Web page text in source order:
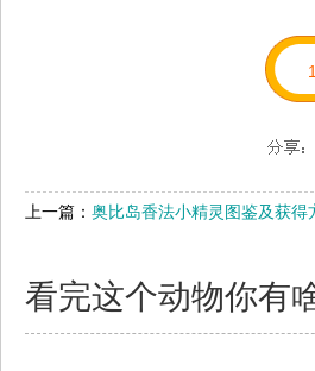
上一篇： 奥比岛香法小精灵图鉴及获得
看完这个动物你有